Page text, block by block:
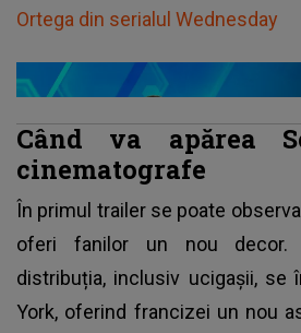
Ortega din serialul Wednesday
Când va apărea
cinematografe
În primul trailer se poate
oferi fanilor un nou decor.
distribuția, inclusiv ucigașii, se
York, oferind francizei un nou